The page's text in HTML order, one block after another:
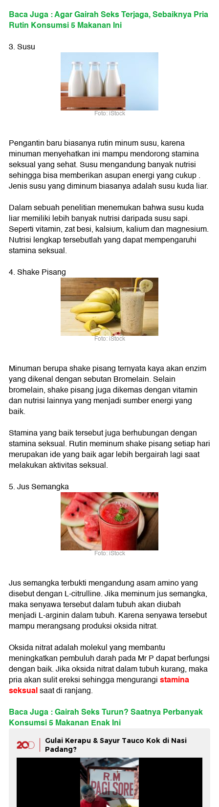
Baca Juga : Agar Gairah Seks Terjaga, Sebaiknya Pria
Rutin Konsumsi 5 Makanan Ini
3. Susu
Foto: iStock
Pengantin baru biasanya rutin minum susu, karena
minuman menyehatkan ini mampu mendorong stamina
seksual yang sehat. Susu mengandung banyak nutrisi
sehingga bisa memberikan asupan energi yang cukup .
Jenis susu yang diminum biasanya adalah susu kuda liar.
Dalam sebuah penelitian menemukan bahwa susu kuda
liar memiliki lebih banyak nutrisi daripada susu sapi.
Seperti vitamin, zat besi, kalsium, kalium dan magnesium.
Nutrisi lengkap tersebutlah yang dapat mempengaruhi
stamina seksual.
4. Shake Pisang
Foto: iStock
Minuman berupa shake pisang ternyata kaya akan enzim
yang dikenal dengan sebutan Bromelain. Selain
bromelain, shake pisang juga dikemas dengan vitamin
dan nutrisi lainnya yang menjadi sumber energi yang
baik.
Stamina yang baik tersebut juga berhubungan dengan
stamina seksual. Rutin meminum shake pisang setiap hari
merupakan ide yang baik agar lebih bergairah lagi saat
melakukan aktivitas seksual.
5. Jus Semangka
Foto: iStock
Jus semangka terbukti mengandung asam amino yang
disebut dengan L-citrulline. Jika meminum jus semangka,
maka senyawa tersebut dalam tubuh akan diubah
menjadi L-arginin dalam tubuh. Karena senyawa tersebut
mampu merangsang produksi oksida nitrat.
Oksida nitrat adalah molekul yang membantu
meningkatkan pembuluh darah pada Mr P dapat berfungsi
dengan baik. Jika oksida nitrat dalam tubuh kurang, maka
pria akan sulit ereksi sehingga mengurangistamina
seksualsaat di ranjang.
Baca Juga : Gairah Seks Turun? Saatnya Perbanyak
Konsumsi 5 Makanan Enak Ini
Gulai Kerapu & Sayur Tauco Kok di Nasi
Padang?